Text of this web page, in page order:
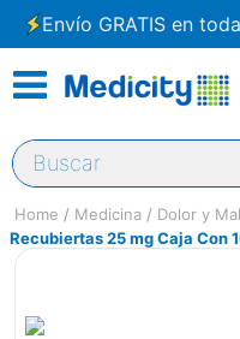
Envío GRATIS en
Buscar
Medicina Dolor y
Recubiertas 25 mg Caja Con